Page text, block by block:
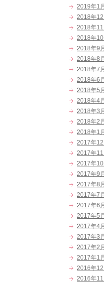
2019年1月
2018年12
2018年11
2018年10
2018年9月
2018年8月
2018年7月
2018年6月
2018年5月
2018年4月
2018年3月
2018年2月
2018年1月
2017年12
2017年11
2017年10
2017年9月
2017年8月
2017年7月
2017年6月
2017年5月
2017年4月
2017年3月
2017年2月
2017年1月
2016年12
2016年11